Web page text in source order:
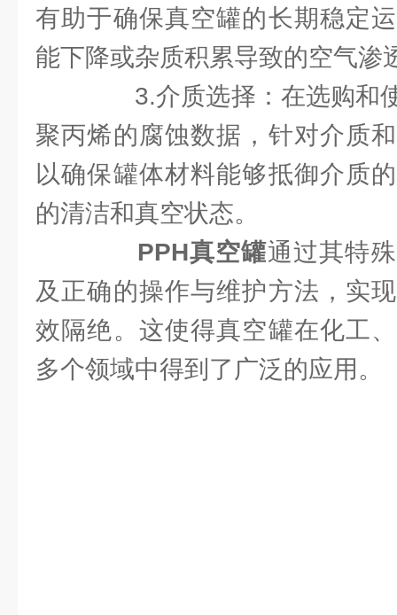
有助于确保真空罐的长期稳定
能下降或杂质积累导致的空气渗
3.介质选择：在选购和
聚丙烯的腐蚀数据，针对介质
以确保罐体材料能够抵御介质
的清洁和真空状态。
PPH真空罐通过其特
及正确的操作与维护方法，实
效隔绝。这使得真空罐在化工
多个领域中得到了广泛的应用。